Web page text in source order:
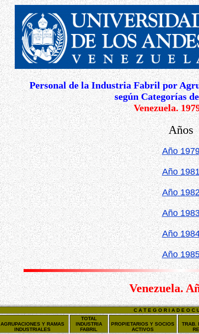
Personal de la Industria Fabril por
según Categorías
Venezuela.
Años
Año
Año
Año
Año
Año
Año
Venezuela.
C A T E G O R I A D E O C
AGRUPACIONES Y RAMAS
INDUSTRIALES
TOTAL
INDUSTRIA
FABRIL
PROPIETARIOS Y SOCIOS
ACTIVOS
TRAB.